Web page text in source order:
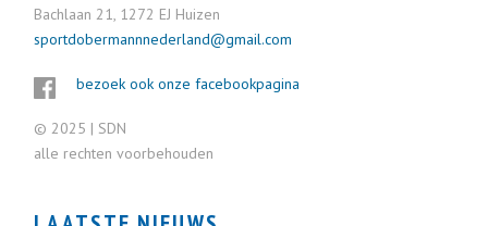
Bachlaan 21, 1272 EJ Huizen
sportdobermannnederland@gmail.com
bezoek ook onze facebookpagina
© 2025 | SDN
alle rechten voorbehouden